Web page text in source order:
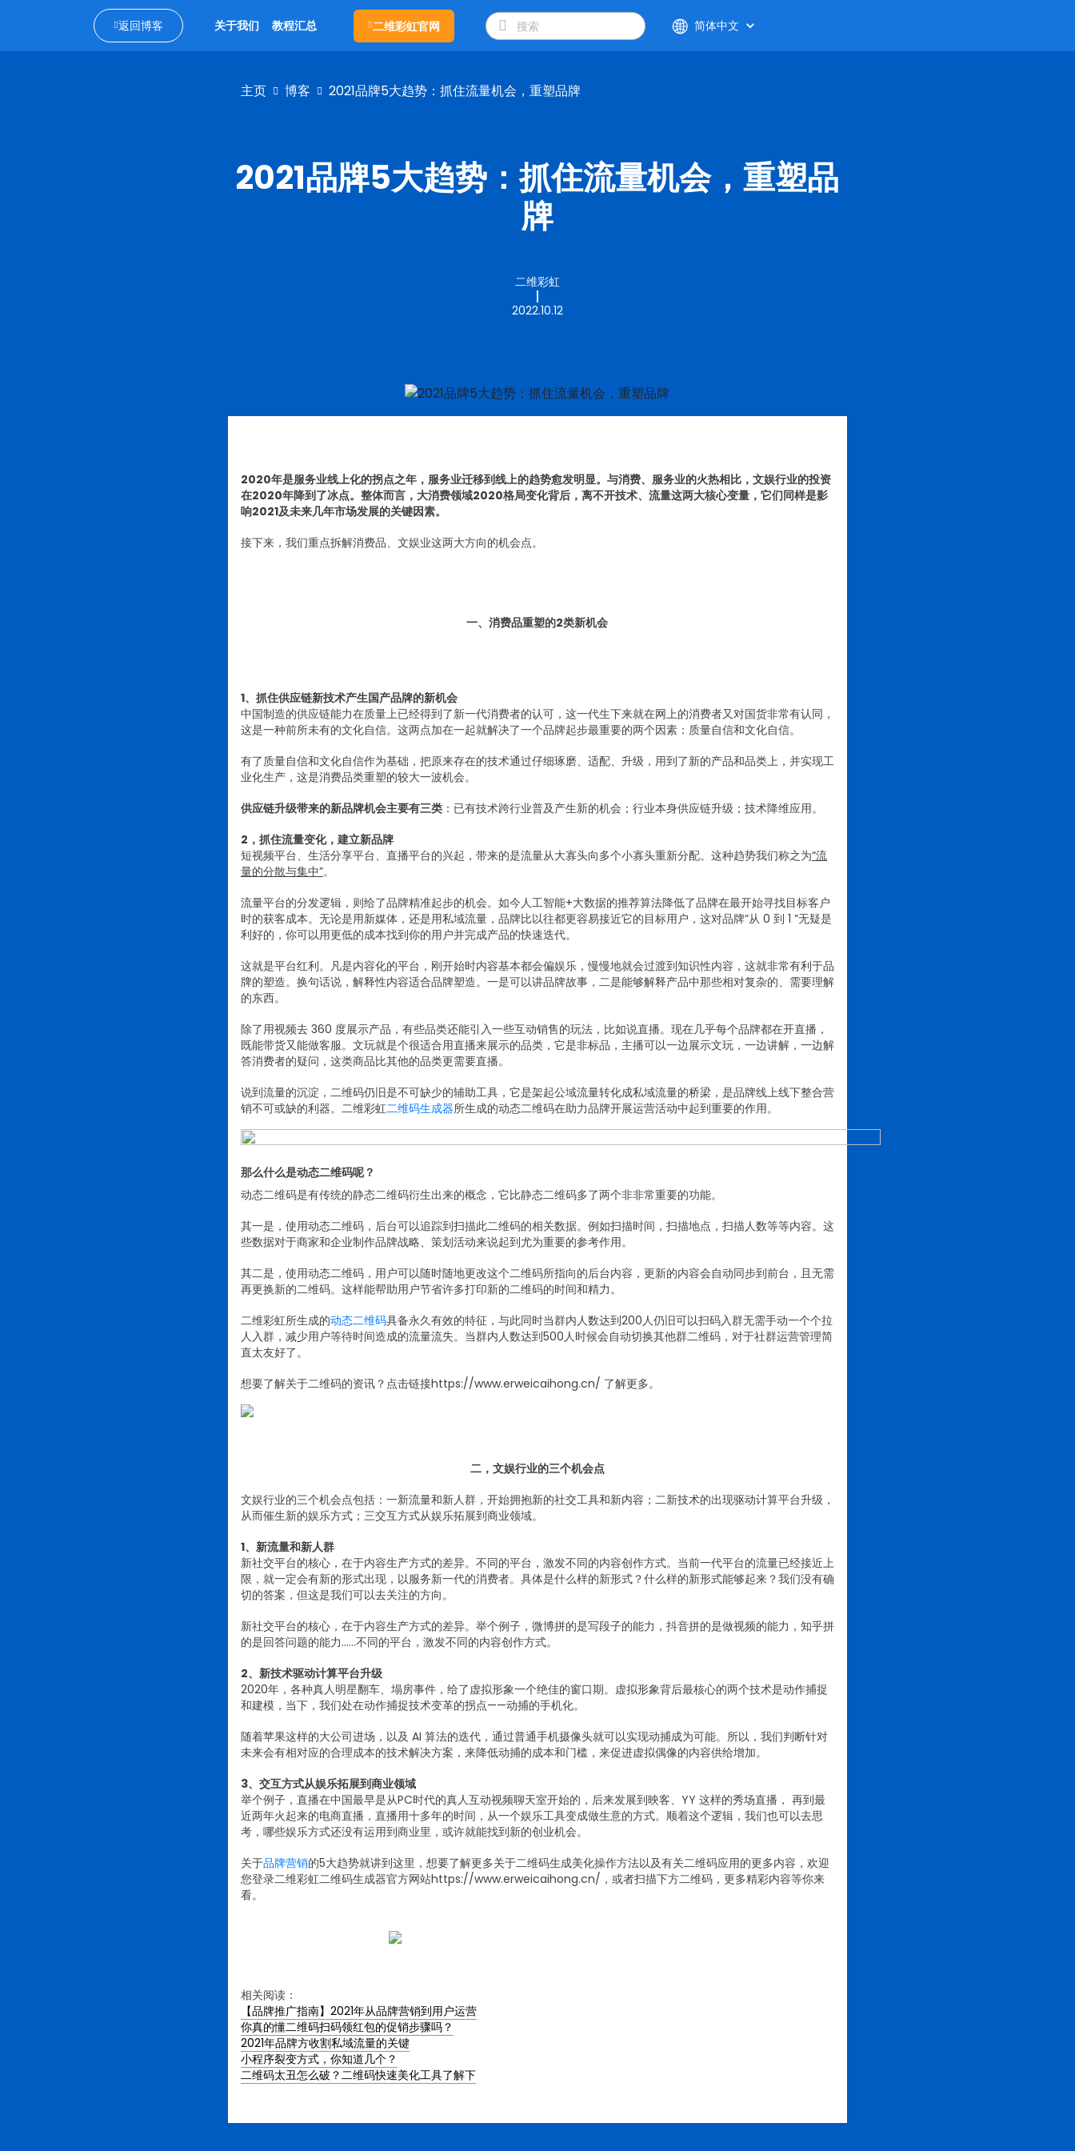
返回博客 关于我们 教程汇总 二维彩虹官网 简体中文
主页 博客 2021品牌5大趋势：抓住流量机会，重塑品牌
2021品牌5大趋势：抓住流量机会，重塑品
牌
二维彩虹
2022.10.12
2020年是服务业线上化的拐点之年，服务业迁移到线上的趋势愈发明显。与消费、服务业的火热相比，文娱行业的投资
在2020年降到了冰点。整体而言，大消费领域2020格局变化背后，离不开技术、流量这两大核心变量，它们同样是影
响2021及未来几年市场发展的关键因素。
接下来，我们重点拆解消费品、文娱业这两大方向的机会点。
一、消费品重塑的2类新机会
1、抓住供应链新技术产生国产品牌的新机会
中国制造的供应链能力在质量上已经得到了新一代消费者的认可，这一代生下来就在网上的消费者又对国货非常有认同，
这是一种前所未有的文化自信。这两点加在一起就解决了一个品牌起步最重要的两个因素：质量自信和文化自信。
有了质量自信和文化自信作为基础，把原来存在的技术通过仔细琢磨、适配、升级，用到了新的产品和品类上，并实现工
业化生产，这是消费品类重塑的较大一波机会。
供应链升级带来的新品牌机会主要有三类：已有技术跨行业普及产生新的机会；行业本身供应链升级；技术降维应用。
2，抓住流量变化，建立新品牌
短视频平台、生活分享平台、直播平台的兴起，带来的是流量从大寡头向多个小寡头重新分配。这种趋势我们称之为“流
量的分散与集中”。
流量平台的分发逻辑，则给了品牌精准起步的机会。如今人工智能+大数据的推荐算法降低了品牌在最开始寻找目标客户
时的获客成本。无论是用新媒体，还是用私域流量，品牌比以往都更容易接近它的目标用户，这对品牌“从 0 到 1 ”无疑是
利好的，你可以用更低的成本找到你的用户并完成产品的快速迭代。
这就是平台红利。凡是内容化的平台，刚开始时内容基本都会偏娱乐，慢慢地就会过渡到知识性内容，这就非常有利于品
牌的塑造。换句话说，解释性内容适合品牌塑造。一是可以讲品牌故事，二是能够解释产品中那些相对复杂的、需要理解
的东西。
除了用视频去 360 度展示产品，有些品类还能引入一些互动销售的玩法，比如说直播。现在几乎每个品牌都在开直播，
既能带货又能做客服。文玩就是个很适合用直播来展示的品类，它是非标品，主播可以一边展示文玩，一边讲解，一边解
答消费者的疑问，这类商品比其他的品类更需要直播。
说到流量的沉淀，二维码仍旧是不可缺少的辅助工具，它是架起公域流量转化成私域流量的桥梁，是品牌线上线下整合营
销不可或缺的利器。二维彩虹二维码生成器所生成的动态二维码在助力品牌开展运营活动中起到重要的作用。
那么什么是动态二维码呢？
动态二维码是有传统的静态二维码衍生出来的概念，它比静态二维码多了两个非非常重要的功能。
其一是，使用动态二维码，后台可以追踪到扫描此二维码的相关数据。例如扫描时间，扫描地点，扫描人数等等内容。这
些数据对于商家和企业制作品牌战略、策划活动来说起到尤为重要的参考作用。
其二是，使用动态二维码，用户可以随时随地更改这个二维码所指向的后台内容，更新的内容会自动同步到前台，且无需
再更换新的二维码。这样能帮助用户节省许多打印新的二维码的时间和精力。
二维彩虹所生成的动态二维码具备永久有效的特征，与此同时当群内人数达到200人仍旧可以扫码入群无需手动一个个拉
人入群，减少用户等待时间造成的流量流失。当群内人数达到500人时候会自动切换其他群二维码，对于社群运营管理简
直太友好了。
想要了解关于二维码的资讯？点击链接https://www.erweicaihong.cn/ 了解更多。
二，文娱行业的三个机会点
文娱行业的三个机会点包括：一新流量和新人群，开始拥抱新的社交工具和新内容；二新技术的出现驱动计算平台升级，
从而催生新的娱乐方式；三交互方式从娱乐拓展到商业领域。
1、新流量和新人群
新社交平台的核心，在于内容生产方式的差异。不同的平台，激发不同的内容创作方式。当前一代平台的流量已经接近上
限，就一定会有新的形式出现，以服务新一代的消费者。具体是什么样的新形式？什么样的新形式能够起来？我们没有确
切的答案，但这是我们可以去关注的方向。
新社交平台的核心，在于内容生产方式的差异。举个例子，微博拼的是写段子的能力，抖音拼的是做视频的能力，知乎拼
的是回答问题的能力……不同的平台，激发不同的内容创作方式。
2、新技术驱动计算平台升级
2020年，各种真人明星翻车、塌房事件，给了虚拟形象一个绝佳的窗口期。虚拟形象背后最核心的两个技术是动作捕捉
和建模，当下，我们处在动作捕捉技术变革的拐点——动捕的手机化。
随着苹果这样的大公司进场，以及 AI 算法的迭代，通过普通手机摄像头就可以实现动捕成为可能。所以，我们判断针对
未来会有相对应的合理成本的技术解决方案，来降低动捕的成本和门槛，来促进虚拟偶像的内容供给增加。
3、交互方式从娱乐拓展到商业领域
举个例子，直播在中国最早是从PC时代的真人互动视频聊天室开始的，后来发展到映客、YY 这样的秀场直播， 再到最
近两年火起来的电商直播，直播用十多年的时间，从一个娱乐工具变成做生意的方式。 顺着这个逻辑，我们也可以去思
考，哪些娱乐方式还没有运用到商业里，或许就能找到新的创业机会。
关于品牌营销的5大趋势就讲到这里，想要了解更多关于二维码生成美化操作方法以及有关二维码应用的更多内容，欢迎
您登录二维彩虹二维码生成器官方网站https://www.erweicaihong.cn/，或者扫描下方二维码，更多精彩内容等你来
看。
相关阅读：
【品牌推广指南】2021年从品牌营销到用户运营
你真的懂二维码扫码领红包的促销步骤吗？
2021年品牌方收割私域流量的关键
小程序裂变方式，你知道几个？
二维码太丑怎么破？二维码快速美化工具了解下